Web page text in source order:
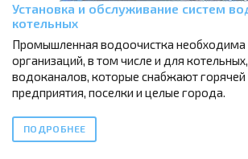
Установка и обслуживание систем
котельных
Промышленная водоочистка необходима
организаций, в том числе и для
водоканалов, которые снабжают
предприятия, поселки и целые города.
ПОДРОБНЕЕ